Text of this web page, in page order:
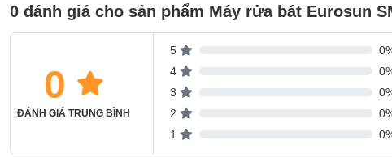
0 đánh giá cho sản phẩm Máy rửa bát Eurosun
0
ĐÁNH GIÁ TRUNG BÌNH
5
4
3
2
1